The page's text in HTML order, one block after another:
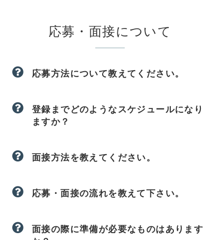
応募・面接について
応募方法について教えてください。
登録までどのようなスケジュールになり
ますか？
面接方法を教えてください。
応募・面接の流れを教えて下さい。
面接の際に準備が必要なものはあります